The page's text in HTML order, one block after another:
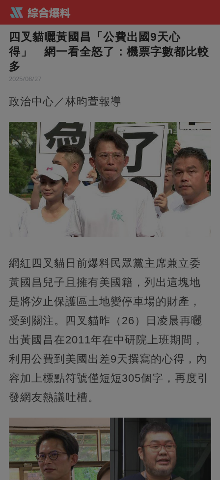
四叉貓曬黃國昌「公費出國9天心
得」 網一看全怒了：機票字數都比較
多
2025/08/27
政治中心／林昀萱報導
網紅四叉貓日前爆料民眾黨主席兼立委
黃國昌兒子且擁有美國籍，列出這塊地
是將汐止保護區土地變停車場的財產，
受到關注。四叉貓昨（26）日凌晨再曬
出黃國昌在2011年在中研院上班期間，
利用公費到美國出差9天撰寫的心得，內
容加上標點符號僅短短305個字，再度引
發網友熱議吐槽。